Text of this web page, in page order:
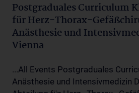
Postgraduales Curriculum
für Herz-Thorax-
Anästhesie und
Vienna
...All Events Postgraduales
Anästhesie und Intensivmedizin